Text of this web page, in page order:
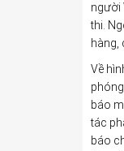
người
thi.
hàng,
Về
báo
tác
báo